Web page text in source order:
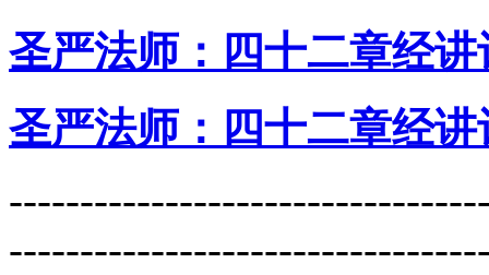
圣严法师：四十二章经
圣严法师：四十二章经